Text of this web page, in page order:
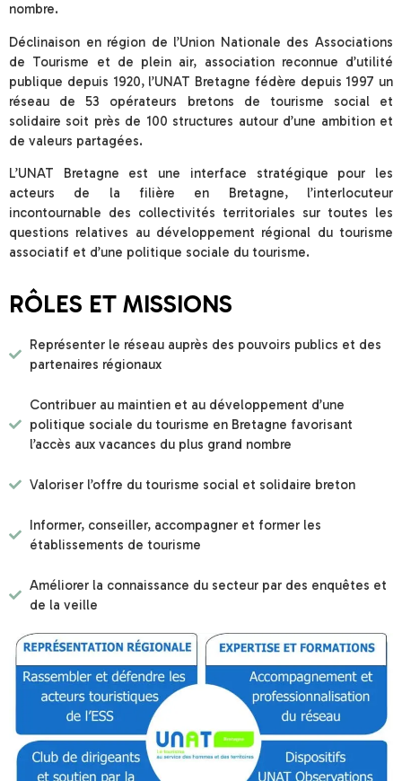
nombre.
Déclinaison en région de l’Union Nationale des Associations
de Tourisme et de plein air, association reconnue d’utilité
publique depuis 1920, l’UNAT Bretagne fédère depuis 1997 un
réseau de 53 opérateurs bretons de tourisme social et
solidaire soit près de 100 structures autour d’une ambition et
de valeurs partagées.
L’UNAT Bretagne est une interface stratégique pour les
acteurs de la filière en Bretagne, l’interlocuteur
incontournable des collectivités territoriales sur toutes les
questions relatives au développement régional du tourisme
associatif et d’une politique sociale du tourisme.
RÔLES ET MISSIONS
Représenter le réseau auprès des pouvoirs publics et des
partenaires régionaux
Contribuer au maintien et au développement d’une
politique sociale du tourisme en Bretagne favorisant
l’accès aux vacances du plus grand nombre
Valoriser l’offre du tourisme social et solidaire breton
Informer, conseiller, accompagner et former les
établissements de tourisme
Améliorer la connaissance du secteur par des enquêtes et
de la veille